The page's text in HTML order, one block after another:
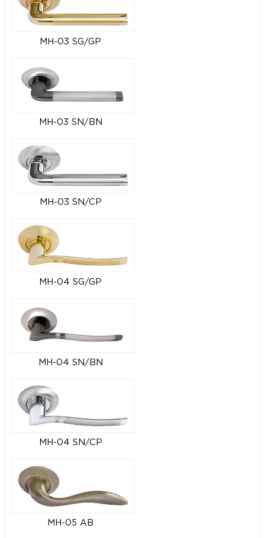
MH-03 SG/GP
MH-03 SN/BN
MH-03 SN/CP
MH-04 SG/GP
MH-04 SN/BN
MH-04 SN/CP
MH-05 AB